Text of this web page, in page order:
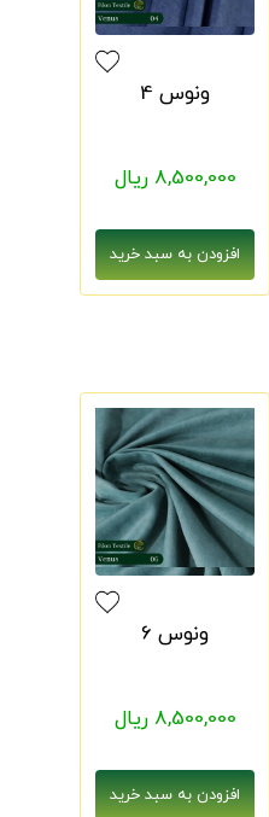
ونوس 4
8,500,000 ریال
ونوس 6
8,500,000 ریال